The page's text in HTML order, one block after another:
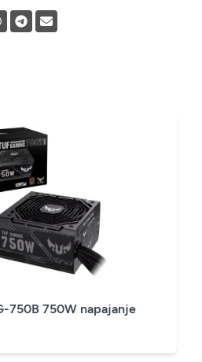
750B 750W napajanje